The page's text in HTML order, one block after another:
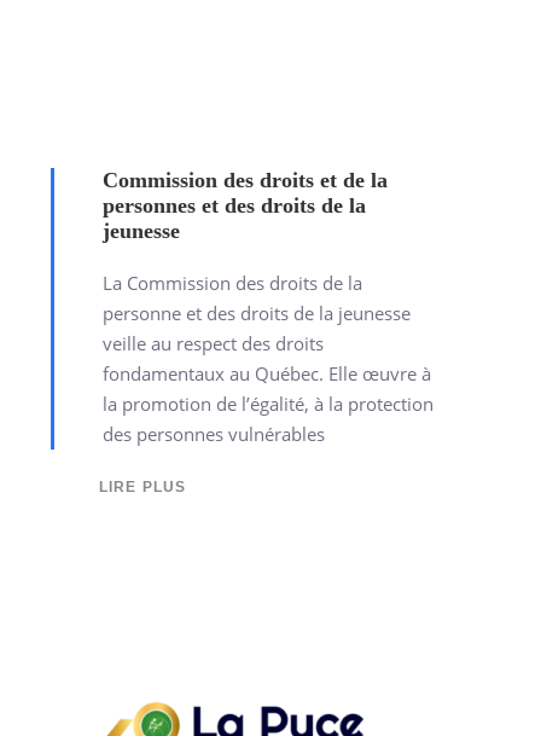
Commission des droits et de la
personnes et des droits de la
jeunesse
La Commission des droits de la
personne et des droits de la jeunesse
veille au respect des droits
fondamentaux au Québec. Elle œuvre à
la promotion de l’égalité, à la protection
des personnes vulnérables
LIRE PLUS